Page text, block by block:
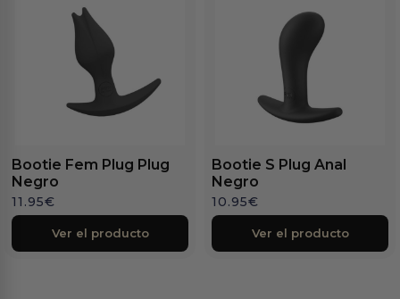
Bootie Fem Plug Plug
Negro
11.95€
Ver el producto
Bootie S Plug Anal
Negro
10.95€
Ver el producto